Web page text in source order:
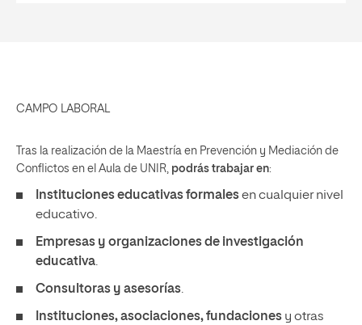
CAMPO LABORAL
Tras la realización de la Maestría en Prevención y Mediación de
Conflictos en el Aula de UNIR, podrás trabajar en:
Instituciones educativas formalesen cualquier nivel
educativo.
Empresas y organizaciones de investigación
educativa.
Consultoras y asesorías.
Instituciones, asociaciones, fundaciones y otras